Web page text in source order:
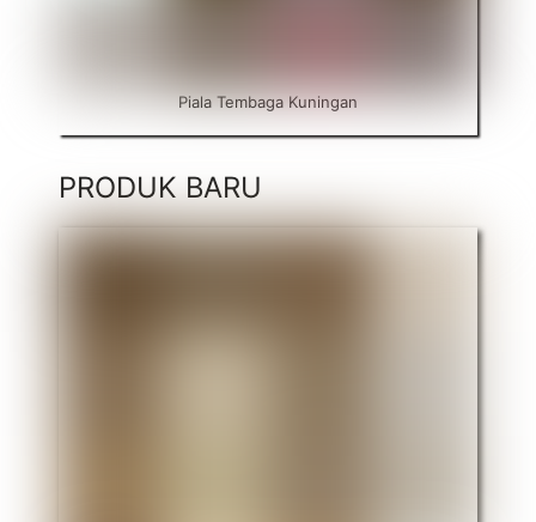
Piala Tembaga Kuningan
PRODUK BARU